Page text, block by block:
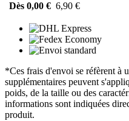
Dès 0,00 € 6,90 €
*Ces frais d'envoi se réfèrent à
supplémentaires peuvent
poids, de la taille ou des
informations sont indiquées
produit.